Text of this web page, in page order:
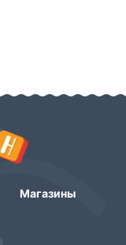
Магазины